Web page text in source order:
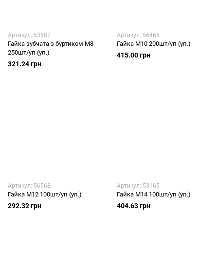
Артикул: 53687
Гайка зубчата з буртиком М8
250шт/уп (уп.)
321.24 грн
Артикул: 56466
Гайка М10 200шт/уп (уп.)
415.00 грн
Артикул: 56568
Гайка М12 100шт/уп (уп.)
292.32 грн
Артикул: 53165
Гайка М14 100шт/уп (уп.)
404.63 грн